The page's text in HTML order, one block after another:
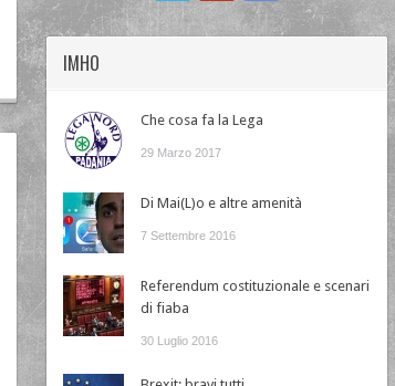
IMHO
Che cosa fa la Lega
29 Marzo 2017
Di Mai(L)o e altre amenità
7 Settembre 2016
Referendum costituzionale e scenari
di fiaba
30 Luglio 2016